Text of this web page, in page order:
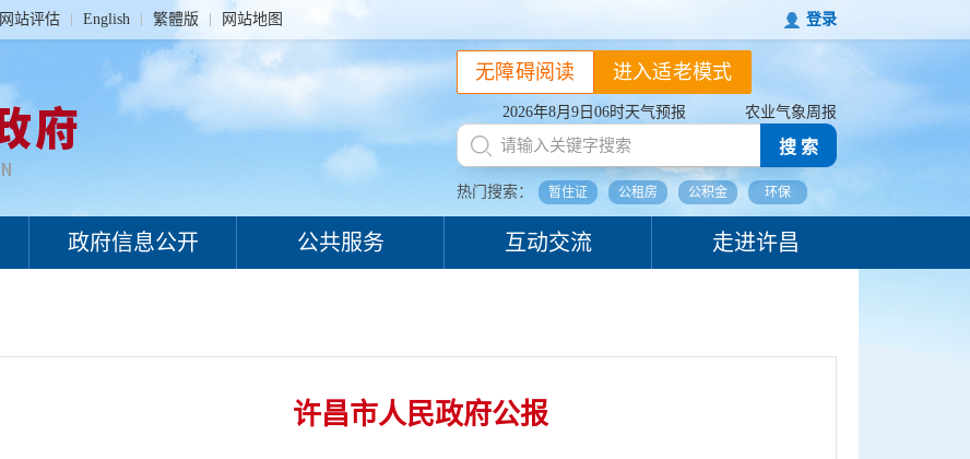
网站评估 English 繁體版 网站地图 登录
2026年8月9日06时天气预报 农业气象周报
搜 索
热门搜索： 暂住证 公租房 公积金 环保
进入适老模式
无障碍阅读
政府信息公开 公共服务 互动交流 走进许昌
许昌市人民政府公报